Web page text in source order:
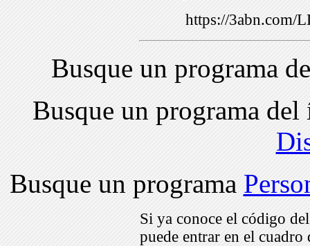
https://3abn.com/
Busque un programa
Busque un programa
Busque un programa
Si ya conoce el código
puede entrar en el